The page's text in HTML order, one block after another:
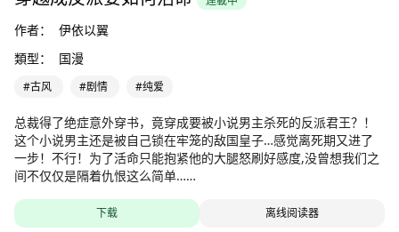
作者：
伊依以翼
類型：
国漫
#古风 #剧情 #纯爱
总裁得了绝症意外穿书，竟穿成要被小说男主杀死的反派君王？！
这个小说男主还是被自己锁在牢笼的敌国皇子…感觉离死期又进了
一步！不行！为了活命只能抱紧他的大腿怒刷好感度,没曾想我们之
间不仅仅是隔着仇恨这么简单……
下载
离线阅读器